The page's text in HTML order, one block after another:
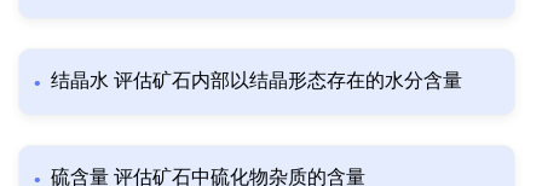
结晶水 评估矿石内部以结晶形态存在的水分含量
硫含量 评估矿石中硫化物杂质的含量